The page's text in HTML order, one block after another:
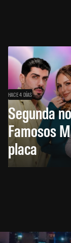
HACE 4 DÍAS
Segunda
Famosos
placa